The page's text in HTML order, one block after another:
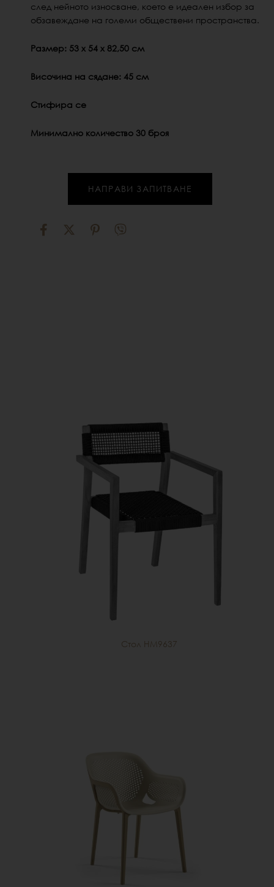
след нейното износване, което е идеален избор за
обзавеждане на големи обществени пространства.
Размер: 53 х 54 х 82,50 см
Височина на сядане: 45 см
Стифира се
Минимално количество 30 броя
НАПРАВИ ЗАПИТВАНЕ
Стол HM9637